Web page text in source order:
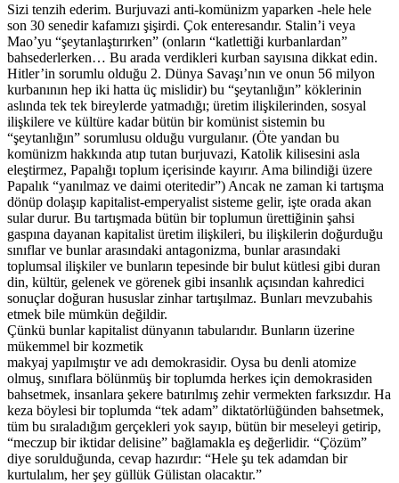
Sizi tenzih ederim. Burjuvazi anti-komünizm yaparken -hele hele
son 30 senedir kafamızı şişirdi. Çok enteresandır. Stalin’i veya
Mao’yu “şeytanlaştırırken” (onların “katlettiği kurbanlardan”
bahsederlerken… Bu arada verdikleri kurban sayısına dikkat edin.
Hitler’in sorumlu olduğu 2. Dünya Savaşı’nın ve onun 56 milyon
kurbanının hep iki hatta üç mislidir) bu “şeytanlığın” köklerinin
aslında tek tek bireylerde yatmadığı; üretim ilişkilerinden, sosyal
ilişkilere ve kültüre kadar bütün bir komünist sistemin bu
“şeytanlığın” sorumlusu olduğu vurgulanır. (Öte yandan bu
komünizm hakkında atıp tutan burjuvazi, Katolik kilisesini asla
eleştirmez, Papalığı toplum içerisinde kayırır. Ama bilindiği üzere
Papalık “yanılmaz ve daimi oteritedir”) Ancak ne zaman ki tartışma
dönüp dolaşıp kapitalist-emperyalist sisteme gelir, işte orada akan
sular durur. Bu tartışmada bütün bir toplumun ürettiğinin şahsi
gaspına dayanan kapitalist üretim ilişkileri, bu ilişkilerin doğurduğu
sınıflar ve bunlar arasındaki antagonizma, bunlar arasındaki
toplumsal ilişkiler ve bunların tepesinde bir bulut kütlesi gibi duran
din, kültür, gelenek ve görenek gibi insanlık açısından kahredici
sonuçlar doğuran hususlar zinhar tartışılmaz. Bunları mevzubahis
etmek bile mümkün değildir.
Çünkü bunlar kapitalist dünyanın tabularıdır. Bunların üzerine
mükemmel bir kozmetik
makyaj yapılmıştır ve adı demokrasidir. Oysa bu denli atomize
olmuş, sınıflara bölünmüş bir toplumda herkes için demokrasiden
bahsetmek, insanlara şekere batırılmış zehir vermekten farksızdır. Ha
keza böylesi bir toplumda “tek adam” diktatörlüğünden bahsetmek,
tüm bu sıraladığım gerçekleri yok sayıp, bütün bir meseleyi getirip,
“meczup bir iktidar delisine” bağlamakla eş değerlidir. “Çözüm”
diye sorulduğunda, cevap hazırdır: “Hele şu tek adamdan bir
kurtulalım, her şey güllük Gülistan olacaktır.”